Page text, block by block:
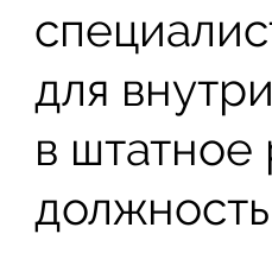
для
в штатное